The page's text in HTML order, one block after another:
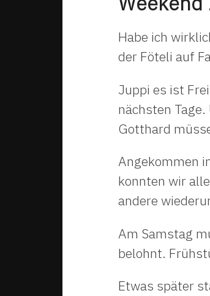
Habe ich
der Föteli auf
Juppi es ist
nächsten
Gotthard
Angekommen
konnten wir
andere
Am Samstag
belohnt.
Etwas später